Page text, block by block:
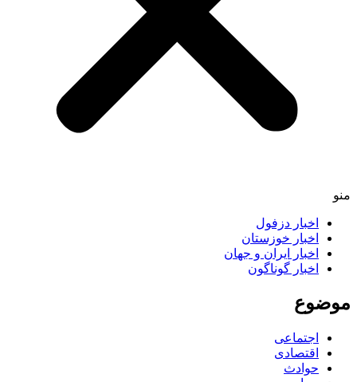
اخبار دزفول
اخبار خوزستان
اخبار ایران و جهان
اخبار گوناگون
اجتماعی
اقتصادی
حوادث